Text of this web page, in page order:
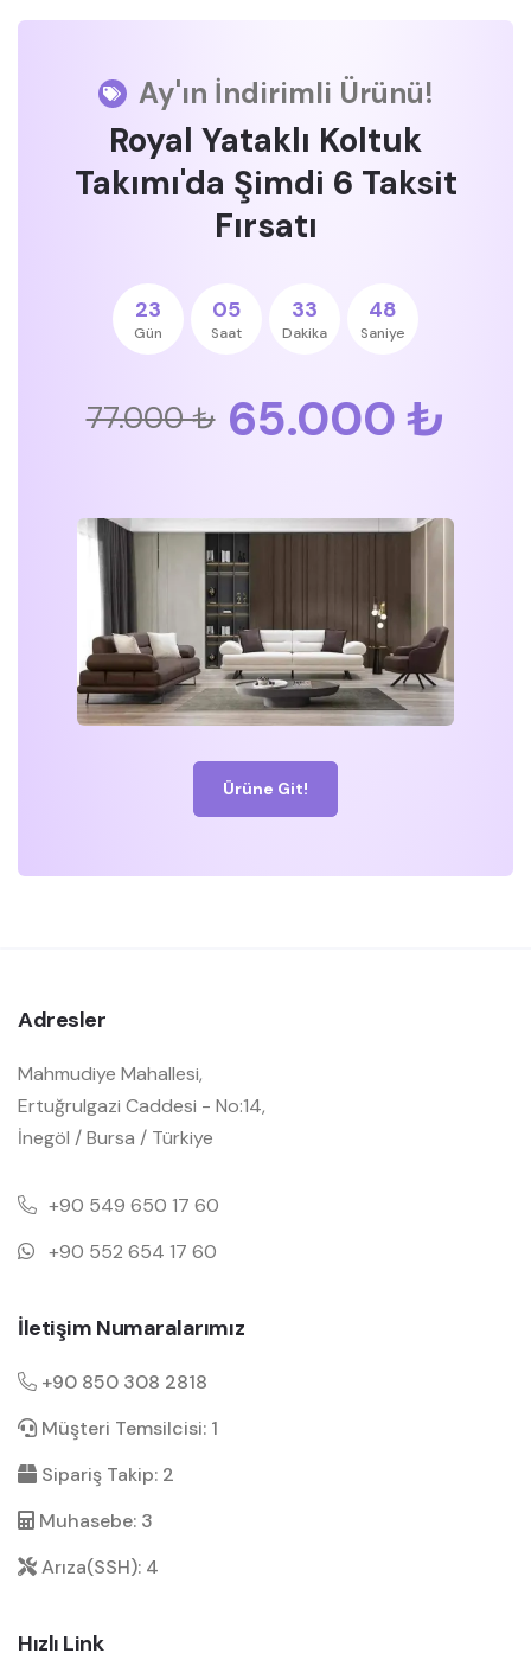
Ay'ın İndirimli Ürünü!
Royal Yataklı Koltuk
Takımı'da Şimdi 6 Taksit
Fırsatı
23
Gün
05
Saat
33
Dakika
47
Saniye
77.000 ₺ 65.000 ₺
Ürüne Git!
Adresler
Mahmudiye Mahallesi,
Ertuğrulgazi Caddesi - No:14,
İnegöl / Bursa / Türkiye
+90 549 650 17 60
+90 552 654 17 60
İletişim Numaralarımız
+90 850 308 2818
Müşteri Temsilcisi: 1
Sipariş Takip: 2
Muhasebe: 3
Arıza(SSH): 4
Hızlı Link